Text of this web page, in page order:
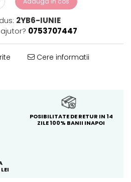
2YB6-IUNIE
0753707447
Cere informatii
POSIBILITATE DE RETUR IN 14
ZILE 100% BANII INAPOI